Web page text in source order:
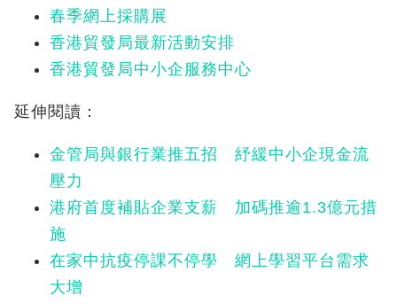
春季網上採購展
香港貿發局最新活動安排
香港貿發局中小企服務中心
延伸閱讀：
金管局與銀行業推五招 紓緩中小企現金流
壓力
港府首度補貼企業支薪 加碼推逾1.3億元措
施
在家中抗疫停課不停學 網上學習平台需求
大增